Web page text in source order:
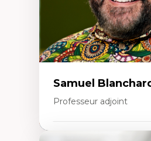
Samuel
Professeur adjoint